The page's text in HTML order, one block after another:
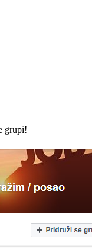
grupi!